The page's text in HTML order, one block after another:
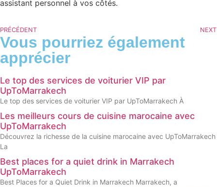
assistant personnel à vos côtés.
PRÉCÉDENT NEXT
Vous pourriez également
apprécier
Le top des services de voiturier VIP par
UpToMarrakech
Le top des services de voiturier VIP par UpToMarrakech À
Les meilleurs cours de cuisine marocaine avec
UpToMarrakech
Découvrez la richesse de la cuisine marocaine avec UpToMarrakech
La
Best places for a quiet drink in Marrakech
UpToMarrakech
Best Places for a Quiet Drink in Marrakech Marrakech, a